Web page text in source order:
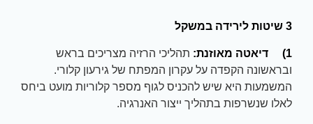
3 שיטות לירידה במשקל
1) דיאטה מאוזנת: תהליכי הרזיה מצריכים בראש
ובראשונה הקפדה על עקרון המפתח של גירעון קלורי.
המשמעות היא שיש להכניס לגוף מספר קלוריות מועט ביחס
לאלו שנשרפות בתהליך ייצור האנרגיה.